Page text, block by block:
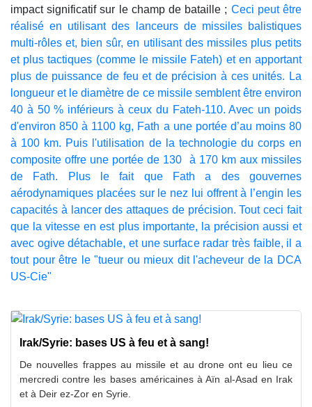
impact significatif sur le champ de bataille ; Ceci peut être
réalisé en utilisant des lanceurs de missiles balistiques
multi-rôles et, bien sûr, en utilisant des missiles plus petits
et plus tactiques (comme le missile Fateh) et en apportant
plus de puissance de feu et de précision à ces unités. La
longueur et le diamètre de ce missile semblent être environ
40 à 50 % inférieurs à ceux du Fateh-110. Avec un poids
d'environ 850 à 1100 kg, Fath a une portée d’au moins 80
à 100 km. Puis l'utilisation de la technologie du corps en
composite offre une portée de 130 à 170 km aux missiles
de Fath. Plus le fait que Fath a des gouvernes
aérodynamiques placées sur le nez lui offrent à l’engin les
capacités à lancer des attaques de précision. Tout ceci fait
que la vitesse en est plus importante, la précision aussi et
avec ogive détachable, et une surface radar très faible, il a
tout pour être le "tueur ou mieux dit l'acheveur de la DCA
US-Cie"
Irak/Syrie: bases US à feu et à sang!
De nouvelles frappes au missile et au drone ont eu lieu ce
mercredi contre les bases américaines à Aïn al-Asad en Irak
et à Deir ez-Zor en Syrie.